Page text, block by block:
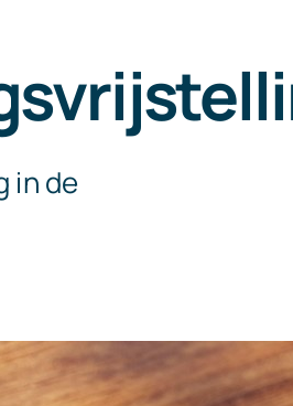
in de